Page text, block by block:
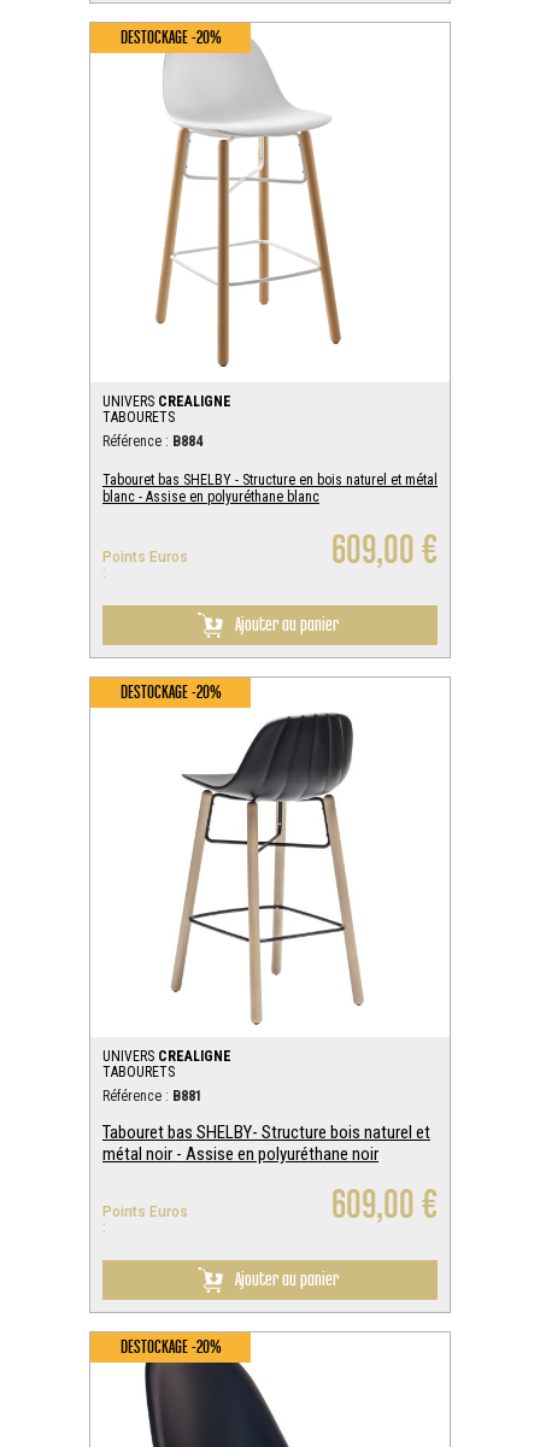
DESTOCKAGE -20%
UNIVERS CREALIGNE
TABOURETS
Référence : B884
Tabouret bas SHELBY - Structure en bois naturel et métal
blanc - Assise en polyuréthane blanc
Points Euros
:
609,00 €
Ajouter au panier
DESTOCKAGE -20%
UNIVERS CREALIGNE
TABOURETS
Référence : B881
Tabouret bas SHELBY- Structure bois naturel et
métal noir - Assise en polyuréthane noir
Points Euros
:
609,00 €
Ajouter au panier
DESTOCKAGE -20%